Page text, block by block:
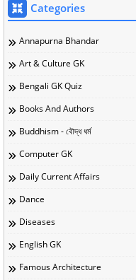
Categories
Annapurna Bhandar
Art & Culture GK
Bengali GK Quiz
Books And Authors
Buddhism - বৌদ্ধ ধর্ম
Computer GK
Daily Current Affairs
Dance
Diseases
English GK
Famous Architecture